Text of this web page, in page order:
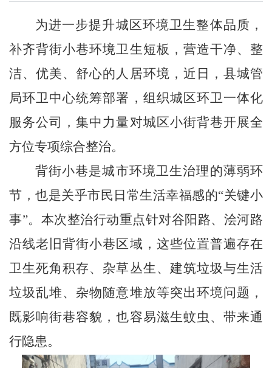
为进一步提升城区环境卫生整体品质，
补齐背街小巷环境卫生短板，营造干净、整
洁、优美、舒心的人居环境，近日，县城管
局环卫中心统筹部署，组织城区环卫一体化
服务公司，集中力量对城区小街背巷开展全
方位专项综合整治。
背街小巷是城市环境卫生治理的薄弱环
节，也是关乎市民日常生活幸福感的“关键小
事”。本次整治行动重点针对谷阳路、浍河路
沿线老旧背街小巷区域，这些位置普遍存在
卫生死角积存、杂草丛生、建筑垃圾与生活
垃圾乱堆、杂物随意堆放等突出环境问题，
既影响街巷容貌，也容易滋生蚊虫、带来通
行隐患。